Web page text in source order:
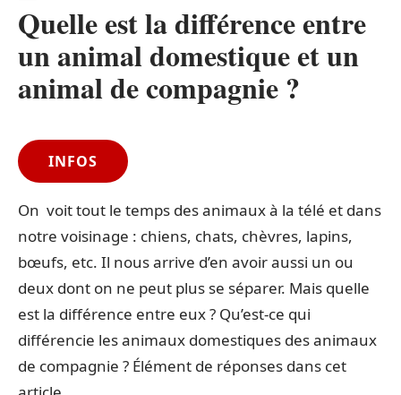
Quelle est la différence entre
un animal domestique et un
animal de compagnie ?
INFOS
On voit tout le temps des animaux à la télé et dans
notre voisinage : chiens, chats, chèvres, lapins,
bœufs, etc. Il nous arrive d’en avoir aussi un ou
deux dont on ne peut plus se séparer. Mais quelle
est la différence entre eux ? Qu’est-ce qui
différencie les animaux domestiques des animaux
de compagnie ? Élément de réponses dans cet